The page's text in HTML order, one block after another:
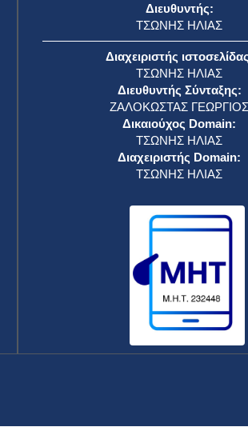
Διευθυντής:
ΤΣΩΝΗΣ ΗΛΙΑΣ
Διαχειριστής
ΤΣΩΝΗΣ ΗΛΙΑΣ
Διευθυντής Σύνταξης:
ΖΑΛΟΚΩΣΤΑΣ ΓΕΩΡΓΙΟΣ
Δικαιούχος Domain:
ΤΣΩΝΗΣ ΗΛΙΑΣ
Διαχειριστής Domain:
ΤΣΩΝΗΣ ΗΛΙΑΣ